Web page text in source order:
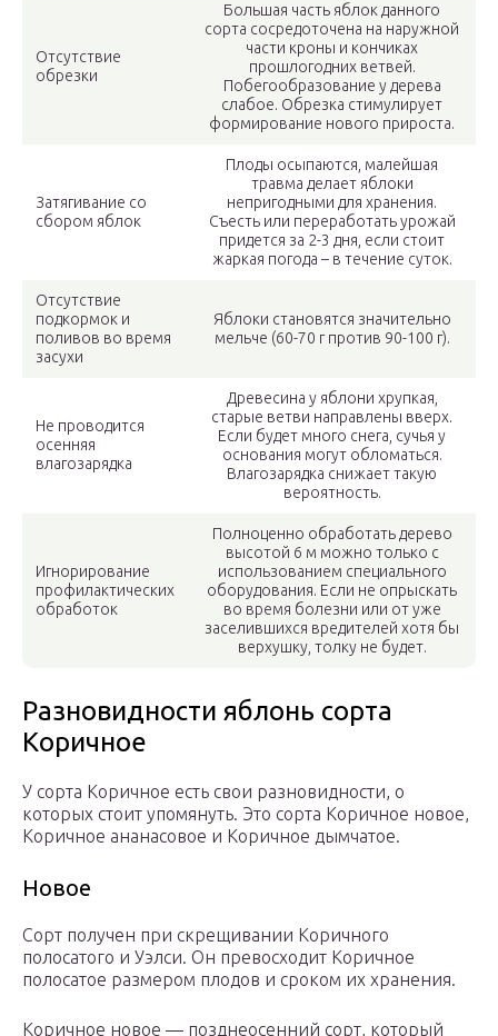
Отсутствие
обрезки
Большая часть яблок данного
сорта сосредоточена на наружной
части кроны и кончиках
прошлогодних ветвей.
Побегообразование у дерева
слабое. Обрезка стимулирует
формирование нового прироста.
Затягивание со
сбором яблок
Плоды осыпаются, малейшая
травма делает яблоки
непригодными для хранения.
Съесть или переработать урожай
придется за 2-3 дня, если стоит
жаркая погода – в течение суток.
Отсутствие
подкормок и
поливов во время
засухи
Яблоки становятся значительно
мельче (60-70 г против 90-100 г).
Не проводится
осенняя
влагозарядка
Древесина у яблони хрупкая,
старые ветви направлены вверх.
Если будет много снега, сучья у
основания могут обломаться.
Влагозарядка снижает такую
вероятность.
Игнорирование
профилактических
обработок
Полноценно обработать дерево
высотой 6 м можно только с
использованием специального
оборудования. Если не опрыскать
во время болезни или от уже
заселившихся вредителей хотя бы
верхушку, толку не будет.
Разновидности яблонь сорта
Коричное
У сорта Коричное есть свои разновидности, о
которых стоит упомянуть. Это сорта Коричное новое,
Коричное ананасовое и Коричное дымчатое.
Новое
Сорт получен при скрещивании Коричного
полосатого и Уэлси. Он превосходит Коричное
полосатое размером плодов и сроком их хранения.
Коричное новое — позднеосенний сорт, который